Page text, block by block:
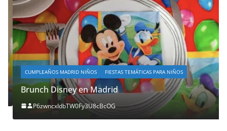
CUMPLEAÑOS MADRID NIÑOS FIESTAS TEMÁTICAS PARA NIÑOS
Brunch Disney en Madrid
P6zwncxIdbTW0Fy3U8cBcOG